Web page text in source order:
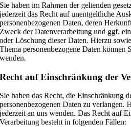
Sie haben im Rahmen der geltenden
jederzeit das Recht auf unentgeltliche
personenbezogenen Daten, deren
Zweck der Datenverarbeitung und ggf.
oder Löschung dieser Daten. Hierzu
Thema personenbezogene Daten können
wenden.
Recht auf Einschränkung der
Sie haben das Recht, die Einschränkung
personenbezogenen Daten zu verlangen.
jederzeit an uns wenden. Das Recht auf
Verarbeitung besteht in folgenden Fällen: